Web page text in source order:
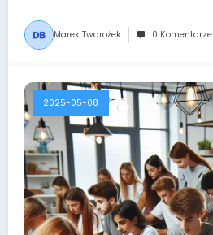
Marek Twarożek 0 Komentarze
2025-05-08